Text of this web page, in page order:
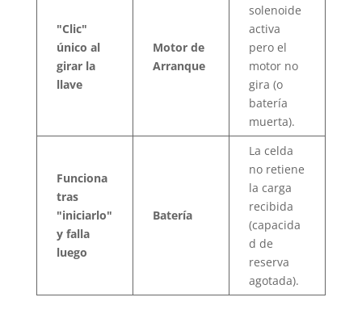
"Clic"
único al
girar la
llave
Motor de
Arranque
solenoide
activa
pero el
motor no
gira (o
batería
muerta).
Funciona
tras
"iniciarlo"
y falla
luego
Batería
La celda
no retiene
la carga
recibida
(capacida
d de
reserva
agotada).